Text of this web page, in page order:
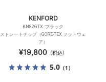
KENFORD
KN82GTX ブラック
ストレートチップ（GORE-TEX フットウェ
ア）
¥19,800（税込）
5.0（1）